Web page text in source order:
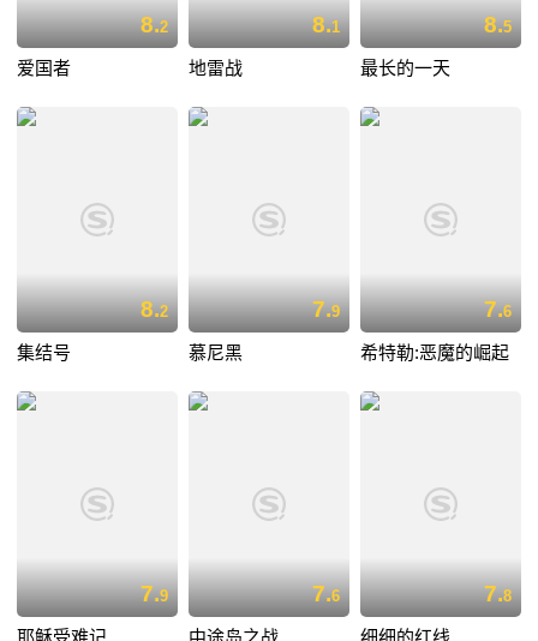
8.2
爱国者
8.1
地雷战
8.5
最长的一天
8.2
集结号
7.9
慕尼黑
7.6
希特勒:恶魔的崛起
7.9 7.6 7.8